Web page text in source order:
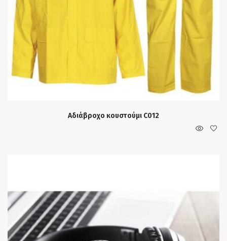
Αδιάβροχο κουστούμι C012